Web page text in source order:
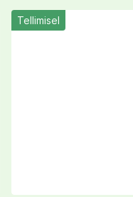
Tellimisel